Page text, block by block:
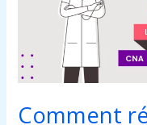
Comment
infirmière
2026